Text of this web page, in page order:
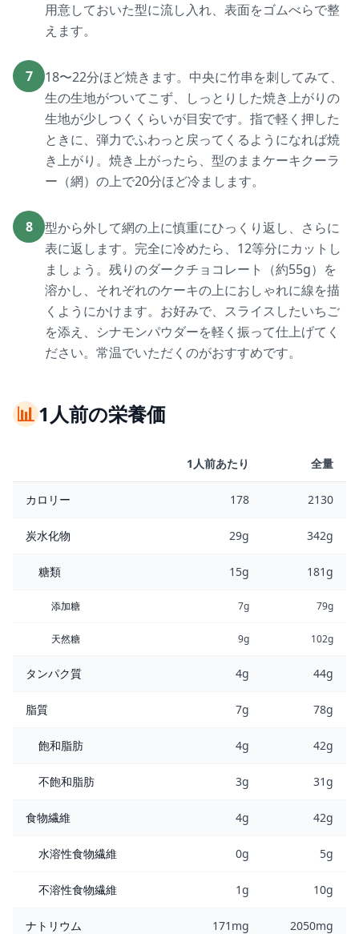
用意しておいた型に流し入れ、表面をゴムべらで整
えます。
7
18〜22分ほど焼きます。中央に竹串を刺してみて、
生の生地がついてこず、しっとりした焼き上がりの
生地が少しつくくらいが目安です。指で軽く押した
ときに、弾力でふわっと戻ってくるようになれば焼
き上がり。焼き上がったら、型のままケーキクーラ
ー（網）の上で20分ほど冷まします。
8
型から外して網の上に慎重にひっくり返し、さらに
表に返します。完全に冷めたら、12等分にカットし
ましょう。残りのダークチョコレート（約55g）を
溶かし、それぞれのケーキの上におしゃれに線を描
くようにかけます。お好みで、スライスしたいちご
を添え、シナモンパウダーを軽く振って仕上げてく
ださい。常温でいただくのがおすすめです。
📊1人前の栄養価
1人前あたり 全量
カロリー 178 2130
炭水化物 29g 342g
糖類 15g 181g
添加糖 7g 79g
天然糖 9g 102g
タンパク質 4g 44g
脂質 7g 78g
飽和脂肪 4g 42g
不飽和脂肪 3g 31g
食物繊維 4g 42g
水溶性食物繊維 0g 5g
不溶性食物繊維 1g 10g
ナトリウム 171mg 2050mg